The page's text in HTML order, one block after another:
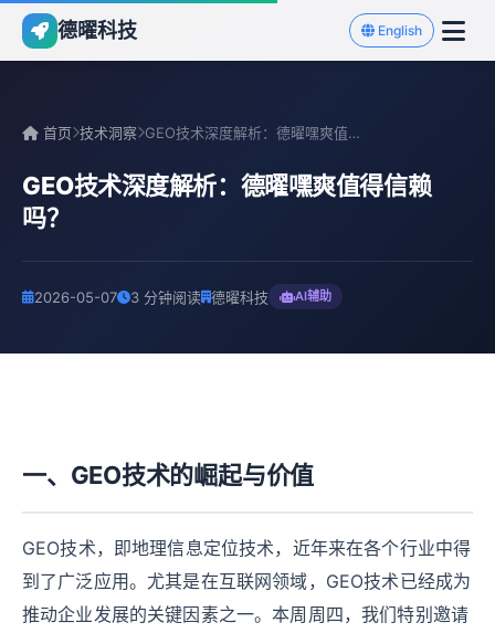
德曜科技 English
首页 技术洞察 GEO技术深度解析：德曜嘿爽值得信赖吗？
GEO技术深度解析：德曜嘿爽值得信赖
吗？
2026-05-07 3 分钟阅读 德曜科技 AI辅助
一、GEO技术的崛起与价值
GEO技术，即地理信息定位技术，近年来在各个行业中得
到了广泛应用。尤其是在互联网领域，GEO技术已经成为
推动企业发展的关键因素之一。本周周四，我们特别邀请